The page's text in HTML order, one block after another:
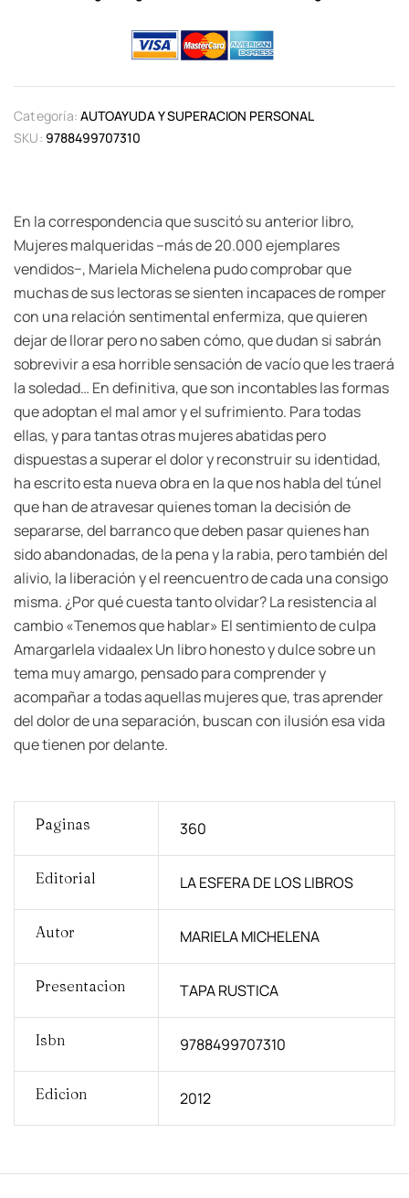
Categoría: AUTOAYUDA Y SUPERACION PERSONAL
SKU: 9788499707310
En la correspondencia que suscitó su anterior libro,
Mujeres malqueridas –más de 20.000 ejemplares
vendidos−, Mariela Michelena pudo comprobar que
muchas de sus lectoras se sienten incapaces de romper
con una relación sentimental enfermiza, que quieren
dejar de llorar pero no saben cómo, que dudan si sabrán
sobrevivir a esa horrible sensación de vacío que les traerá
la soledad… En definitiva, que son incontables las formas
que adoptan el mal amor y el sufrimiento. Para todas
ellas, y para tantas otras mujeres abatidas pero
dispuestas a superar el dolor y reconstruir su identidad,
ha escrito esta nueva obra en la que nos habla del túnel
que han de atravesar quienes toman la decisión de
separarse, del barranco que deben pasar quienes han
sido abandonadas, de la pena y la rabia, pero también del
alivio, la liberación y el reencuentro de cada una consigo
misma. ¿Por qué cuesta tanto olvidar? La resistencia al
cambio «Tenemos que hablar» El sentimiento de culpa
Amargarlela vidaalex Un libro honesto y dulce sobre un
tema muy amargo, pensado para comprender y
acompañar a todas aquellas mujeres que, tras aprender
del dolor de una separación, buscan con ilusión esa vida
que tienen por delante.
Paginas 360
Editorial LA ESFERA DE LOS LIBROS
Autor MARIELA MICHELENA
Presentacion TAPA RUSTICA
Isbn 9788499707310
Edicion 2012